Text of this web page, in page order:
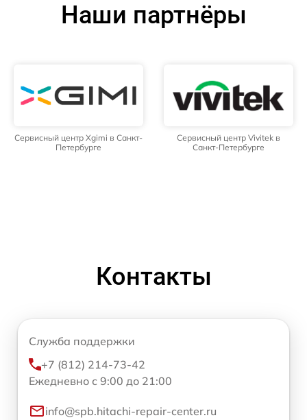
Наши партнёры
Сервисный центр Xgimi в Санкт-
Петербурге
Сервисный центр Vivitek в
Санкт-Петербурге
Контакты
Служба поддержки
+7 (812) 214-73-42
Ежедневно с 9:00 до 21:00
info@spb.hitachi-repair-center.ru